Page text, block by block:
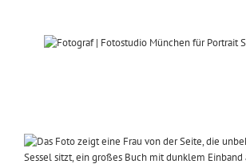
View
Larger